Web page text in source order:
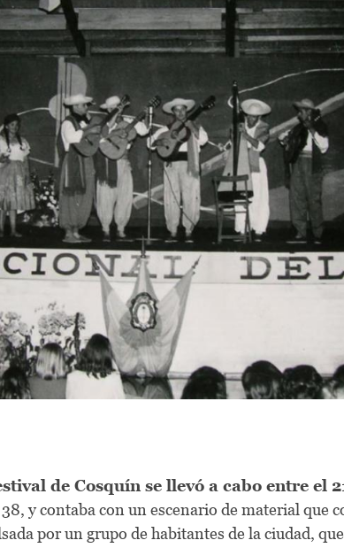
de Cosquín se llevó a cabo entre el
y contaba con un escenario de material que
por un grupo de habitantes de la ciudad,